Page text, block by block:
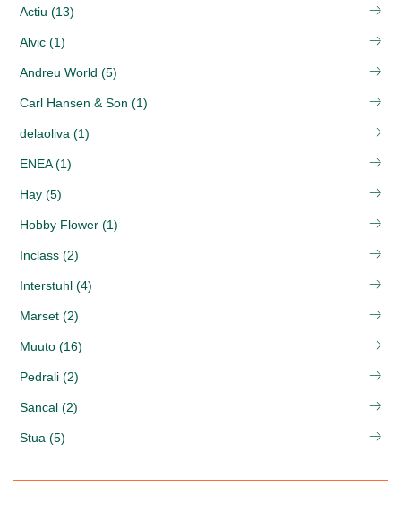
Actiu (13)
Alvic (1)
Andreu World (5)
Carl Hansen & Son (1)
delaoliva (1)
ENEA (1)
Hay (5)
Hobby Flower (1)
Inclass (2)
Interstuhl (4)
Marset (2)
Muuto (16)
Pedrali (2)
Sancal (2)
Stua (5)